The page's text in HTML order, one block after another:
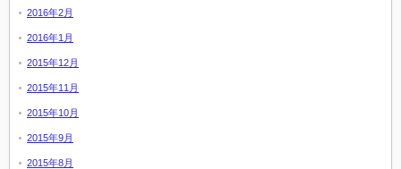
2016年2月
2016年1月
2015年12月
2015年11月
2015年10月
2015年9月
2015年8月